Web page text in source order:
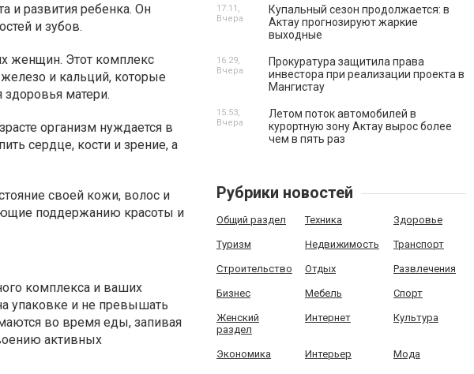
и развития ребенка. Он
и зубов.
женщин. Этот комплекс
и кальций, которые
матери.
организм нуждается в
сердце, кости и зрение, а
своей кожи, волос и
поддержанию красоты и
комплекса и ваших
упаковке и не превышать
во время еды, запивая
активных
Купальный сезон продолжается: в
Актау прогнозируют жаркие
выходные
17:11,
Вчера
Прокуратура защитила права
инвестора при реализации проекта в
Мангистау
16:29,
Вчера
Летом поток автомобилей в
курортную зону Актау вырос более
чем в пять раз
15:53,
Вчера
Рубрики новостей
Общий раздел Техника Здоровье
Туризм Недвижимость Транспорт
Строительство Отдых Развлечения
Бизнес Мебель Спорт
Женский
раздел
Интернет Культура
Экономика Интерьер Мода